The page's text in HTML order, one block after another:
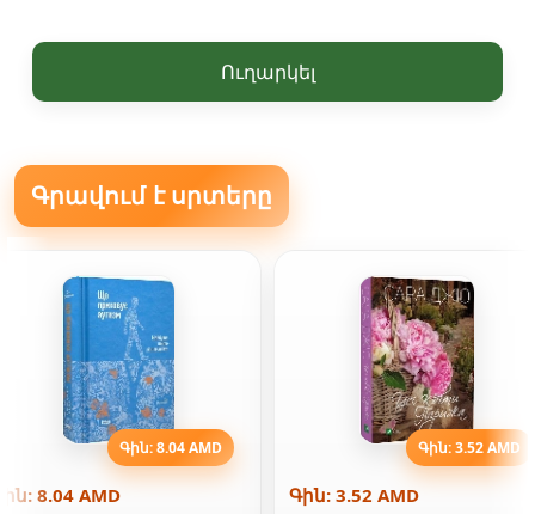
Ուղարկել
Գրավում է սրտերը
Գին: 8.04 AMD
8.04 AMD
Գին: 3.52 AMD
Գին: 3.52 AMD